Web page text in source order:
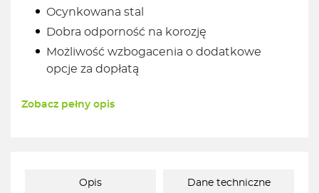
Ocynkowana stal
Dobra odporność na korozję
Możliwość wzbogacenia o dodatkowe
opcje za dopłatą
Zobacz pełny opis
Opis Dane techniczne